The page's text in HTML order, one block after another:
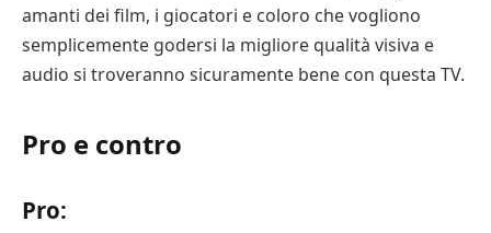
amanti dei film, i giocatori e coloro che vogliono
semplicemente godersi la migliore qualità visiva e
audio si troveranno sicuramente bene con questa TV.
Pro e contro
Pro: